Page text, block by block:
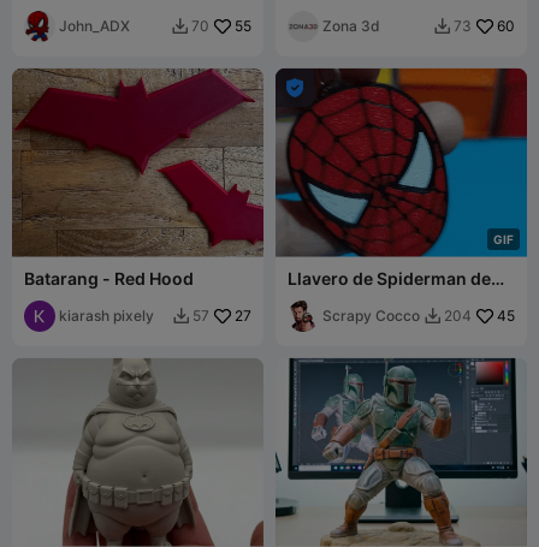
John_ADX  70 55 Zona 3d  73 60
Batarang - Red Hood
kiarash pixely  57 27
GIF

Llavero de Spiderman de
Doble Cara
Scrapy Cocco  204 45